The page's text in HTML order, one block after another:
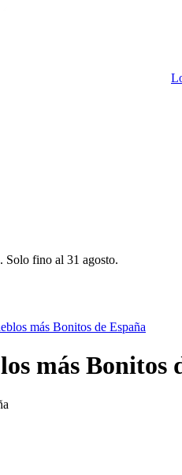
Solo fino al 31 agosto.
más Bonitos de España
más Bonitos